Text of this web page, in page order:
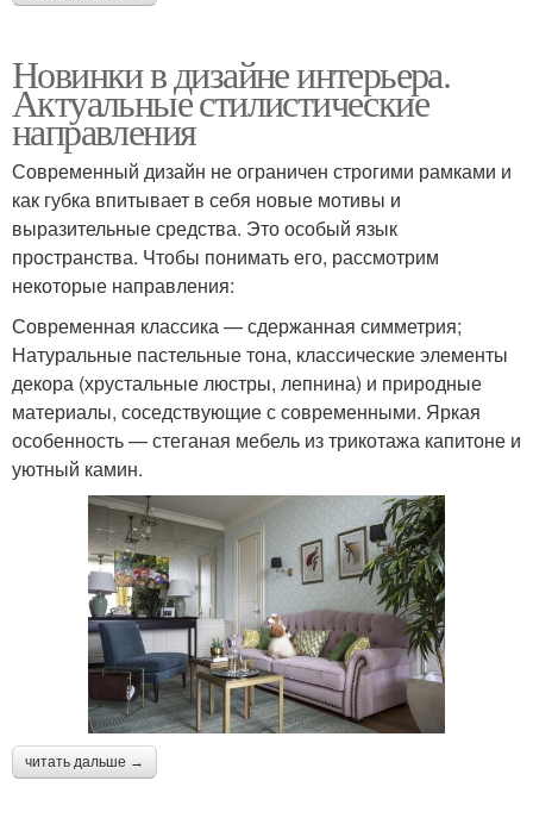
Новинки в дизайне интерьера.
Актуальные стилистические
направления
Современный дизайн не ограничен строгими рамками и
как губка впитывает в себя новые мотивы и
выразительные средства. Это особый язык
пространства. Чтобы понимать его, рассмотрим
некоторые направления:
Современная классика — сдержанная симметрия;
Натуральные пастельные тона, классические элементы
декора (хрустальные люстры, лепнина) и природные
материалы, соседствующие с современными. Яркая
особенность — стеганая мебель из трикотажа капитоне и
уютный камин.
читать дальше →